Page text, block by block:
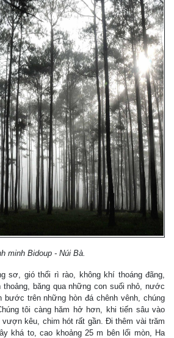
minh Bidoup - Núi Bà.
sơ, gió thổi rì rào, không khí thoáng đãng,
băng qua những con suối nhỏ, nước
bước trên những hòn đá chênh vênh, chúng
tôi càng hăm hở hơn, khi tiến sâu vào
kêu, chim hót rất gần. Đi thêm vài trăm
khá to, cao khoảng 25 m bên lối mòn, Ha